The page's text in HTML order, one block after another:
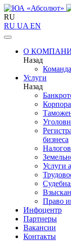
RU
RU UA EN
О
Назад
Команда
Услуги
Назад
бизнеса
Услуги
Право
Инфоцентр
Партнеры
Вакансии
Контакты